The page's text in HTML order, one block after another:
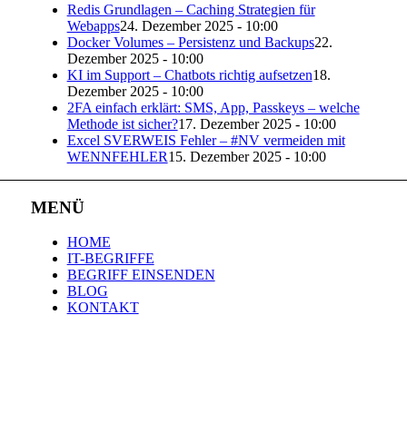
Redis Grundlagen – Caching Strategien für
Webapps24. Dezember 2025 - 10:00
Docker Volumes – Persistenz und Backups22.
Dezember 2025 - 10:00
KI im Support – Chatbots richtig aufsetzen18.
Dezember 2025 - 10:00
2FA einfach erklärt: SMS, App, Passkeys – welche
Methode ist sicher?17. Dezember 2025 - 10:00
Excel SVERWEIS Fehler – #NV vermeiden mit
WENNFEHLER15. Dezember 2025 - 10:00
MENÜ
HOME
IT-BEGRIFFE
BEGRIFF EINSENDEN
BLOG
KONTAKT